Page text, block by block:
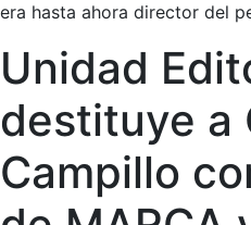
era hasta ahora director del
Unidad
destituye a
Campillo